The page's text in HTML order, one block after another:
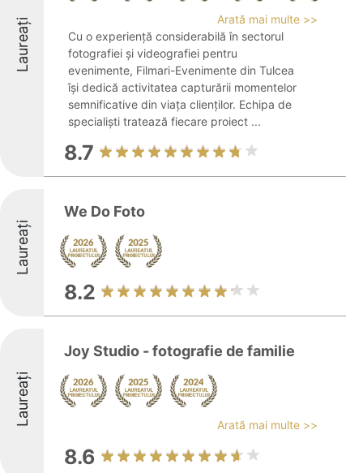
Laureați
Arată mai multe >>
Cu o experiență considerabilă în sectorul
fotografiei și videografiei pentru
evenimente, Filmari-Evenimente din Tulcea
își dedică activitatea capturării momentelor
semnificative din viața clienților. Echipa de
specialiști tratează fiecare proiect ...
8.7
Laureați
We Do Foto
8.2
Laureați
Joy Studio - fotografie de familie
Arată mai multe >>
8.6